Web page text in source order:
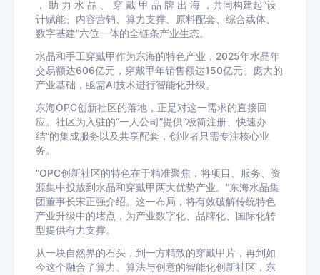
， 助 ⼒ ⽔ 晶 、 穿 戴 甲 品 牌 出 海 ，共同构建起“设
计赋能、内容营销、算力支撑、原料配套、综合载体、
数字基建”六位一体的全链条产业生态。
水晶和手工穿戴甲作为东海的特色产业，2025年水晶年
交易额达606亿元，穿戴甲年销售额达150亿元。庞大的
产业基础，亟需AI技术进行智能化升级。
东海OPC创新社区的落地，正是对这一需求的直接回
应。社区为入驻的“一人公司”提供“极简注册、快速办
结”的集成服务以及共享配套，创业者只需专注核心业
务。
“OPC创新社区的特色在于精准聚焦，将项目、服务、资
源集中投放到水晶和穿戴甲两大优势产业。”东海水晶集
团董事长宋正强介绍。这一布局，将有效破解传统特色
产业升级中的堵点，为产业数字化、品牌化、国际化转
型提供有力支撑。
从一块自然界的石头，到一方精致的穿戴甲片，再到如
今这个融合了算力、算法与创意的智能化创新社区，东